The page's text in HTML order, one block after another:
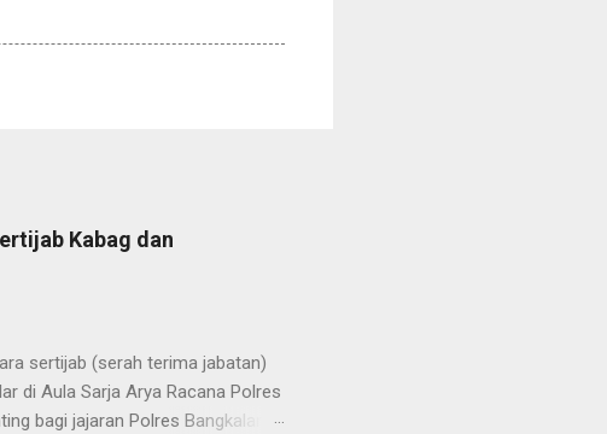
Kabag dan
sertijab (serah terima jabatan)
di Aula Sarja Arya Racana Polres
bagi jajaran Polres Bangkalan,